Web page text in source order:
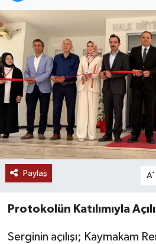
Paylaş A-
Protokolün Katılımıyla
Serginin açılışı; Kaymakam